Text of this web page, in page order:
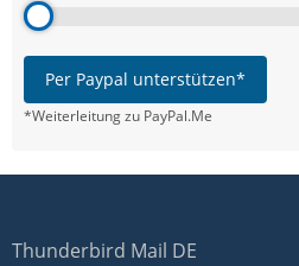
Per Paypal unterstützen*
*Weiterleitung zu PayPal.Me
Thunderbird Mail DE